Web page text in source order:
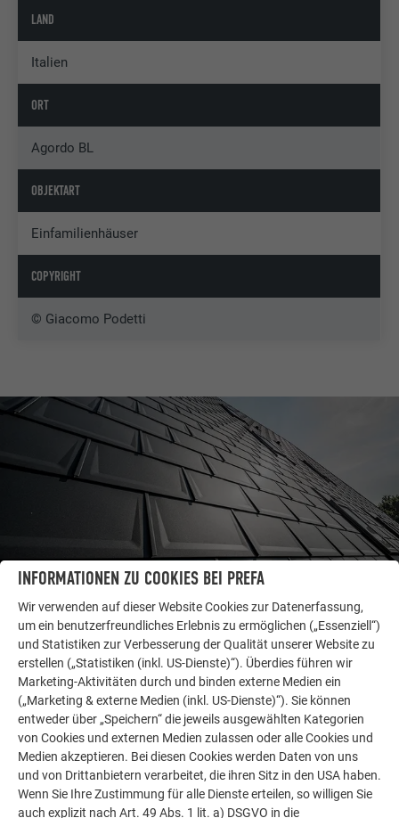
LAND
Italien
ORT
Agordo BL
OBJEKTART
Einfamilienhäuser
COPYRIGHT
© Giacomo Podetti
LASSEN SIE SICH INSPIRIEREN
WEITERE OBJEKTE
Die PREFA Referenzgalerie zeigt, wie vielseitig
Aluminium eingesetzt werden kann. Entdecken Sie
weitere beeindruckende Projekte mit den langlebigen
PREFA Aluminiumlösungen für Dach, Solar und
Fassade.
INFORMATIONEN ZU COOKIES BEI PREFA
Wir verwenden auf dieser Website Cookies zur Datenerfassung,
um ein benutzerfreundliches Erlebnis zu ermöglichen („Essenziell“)
und Statistiken zur Verbesserung der Qualität unserer Website zu
erstellen („Statistiken (inkl. US-Dienste)“). Überdies führen wir
Marketing-Aktivitäten durch und binden externe Medien ein
(„Marketing & externe Medien (inkl. US-Dienste)“). Sie können
entweder über „Speichern“ die jeweils ausgewählten Kategorien
von Cookies und externen Medien zulassen oder alle Cookies und
Medien akzeptieren. Bei diesen Cookies werden Daten von uns
und von Drittanbietern verarbeitet, die ihren Sitz in den USA haben.
Wenn Sie Ihre Zustimmung für alle Dienste erteilen, so willigen Sie
auch explizit nach Art. 49 Abs. 1 lit. a) DSGVO in die